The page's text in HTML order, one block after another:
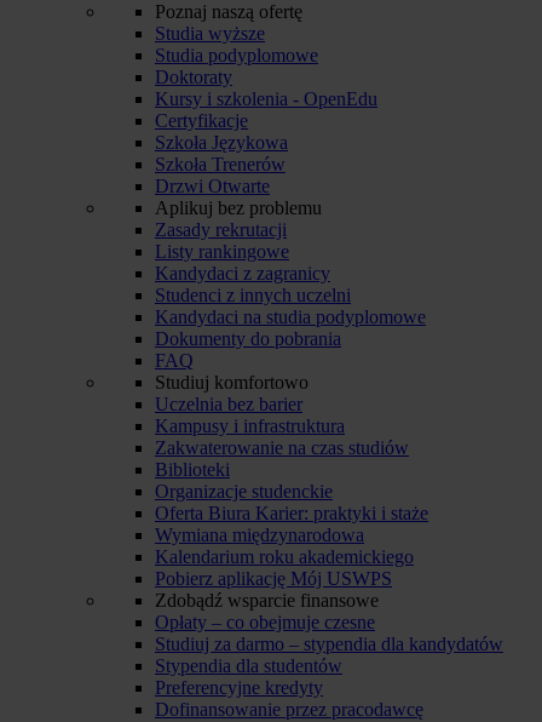
Poznaj naszą ofertę
Studia wyższe
Studia podyplomowe
Doktoraty
Kursy i szkolenia - OpenEdu
Certyfikacje
Szkoła Językowa
Szkoła Trenerów
Drzwi Otwarte
Aplikuj bez problemu
Zasady rekrutacji
Listy rankingowe
Kandydaci z zagranicy
Studenci z innych uczelni
Kandydaci na studia podyplomowe
Dokumenty do pobrania
FAQ
Studiuj komfortowo
Uczelnia bez barier
Kampusy i infrastruktura
Zakwaterowanie na czas studiów
Biblioteki
Organizacje studenckie
Oferta Biura Karier: praktyki i staże
Wymiana międzynarodowa
Kalendarium roku akademickiego
Pobierz aplikację Mój USWPS
Zdobądź wsparcie finansowe
Opłaty – co obejmuje czesne
Studiuj za darmo – stypendia dla kandydatów
Stypendia dla studentów
Preferencyjne kredyty
Dofinansowanie przez pracodawcę